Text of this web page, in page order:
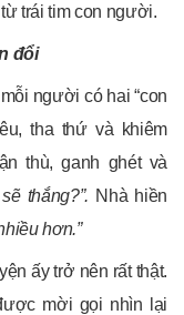
trái tim con người.
đổi
người có hai “con
tha thứ và khiêm
thù, ganh ghét và
thắng?”. Nhà hiền
hơn.”
ấy trở nên rất thật.
mời gọi nhìn lại